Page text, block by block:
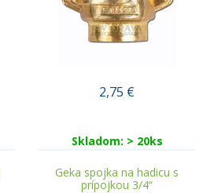
2,75 €
Skladom: > 20ks
Geka spojka na hadicu s
prípojkou 3/4“